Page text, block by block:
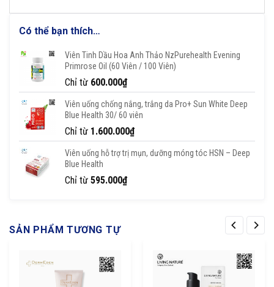
Có thể bạn thích…
Viên Tinh Dầu Hoa Anh Thảo NzPurehealth Evening
Primrose Oil (60 Viên / 100 Viên)
Chỉ từ 600.000₫
Viên uống chống nắng, trắng da Pro+ Sun White Deep
Blue Health 30/ 60 viên
Chỉ từ 1.600.000₫
Viên uống hỗ trợ trị mụn, dưỡng móng tóc HSN – Deep
Blue Health
Chỉ từ 595.000₫
SẢN PHẨM TƯƠNG TỰ